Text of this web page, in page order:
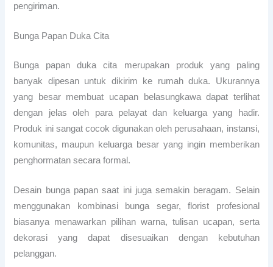
pengiriman.
Bunga Papan Duka Cita
Bunga papan duka cita merupakan produk yang paling
banyak dipesan untuk dikirim ke rumah duka. Ukurannya
yang besar membuat ucapan belasungkawa dapat terlihat
dengan jelas oleh para pelayat dan keluarga yang hadir.
Produk ini sangat cocok digunakan oleh perusahaan, instansi,
komunitas, maupun keluarga besar yang ingin memberikan
penghormatan secara formal.
Desain bunga papan saat ini juga semakin beragam. Selain
menggunakan kombinasi bunga segar, florist profesional
biasanya menawarkan pilihan warna, tulisan ucapan, serta
dekorasi yang dapat disesuaikan dengan kebutuhan
pelanggan.